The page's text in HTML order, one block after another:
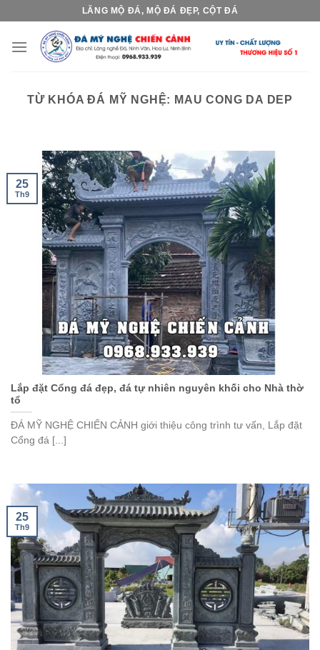
content
LĂNG MỘ ĐÁ, MỘ ĐÁ ĐẸP, CỘT ĐÁ
TỪ KHÓA ĐÁ MỸ NGHỆ: MAU CONG DA DEP
Lắp đặt Cổng đá đẹp, đá tự nhiên nguyên khối cho Nhà thờ
tổ
ĐÁ MỸ NGHỆ CHIẾN CẢNH giới thiệu công trình tư vấn, Lắp đặt
Cổng đá [...]
25
Th9
25
Th9